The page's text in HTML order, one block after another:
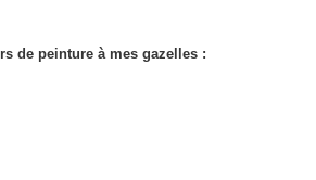
de peinture à mes gazelles :